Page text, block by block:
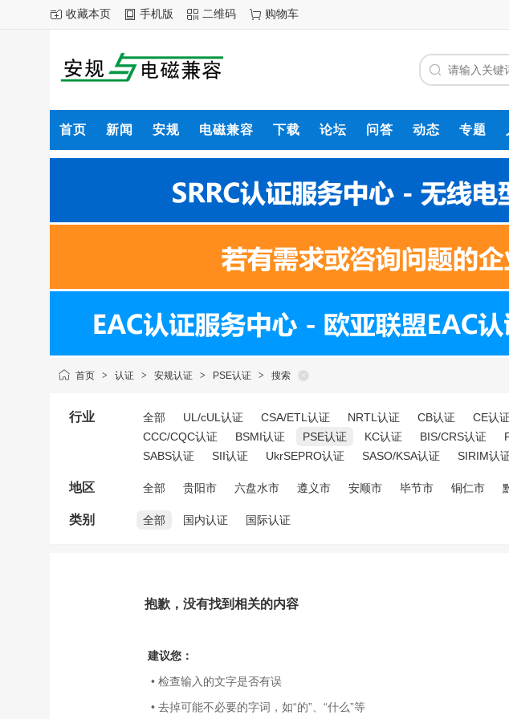
收藏本页 手机版 二维码 购物车
首页 新闻 安规 电磁兼容 下载 论坛 问答 动态 专题
首页 > 认证 > 安规认证 > PSE认证 > 搜索
行业 全部 UL/cUL认证 CSA/ETL认证 NRTL认证 CB认证 CE认证
CCC/CQC认证
BSMI认证 PSE认证 KC认证 BIS/CRS认证
SABS认证
SII认证 UkrSEPRO认证 SASO/KSA认证 SIRIM认
地区 全部 贵阳市 六盘水市 遵义市 安顺市 毕节市 铜仁市
类别 全部 国内认证 国际认证
抱歉，没有找到相关的内容
建议您：
• 检查输入的文字是否有误
• 去掉可能不必要的字词，如“的”、“什么”等